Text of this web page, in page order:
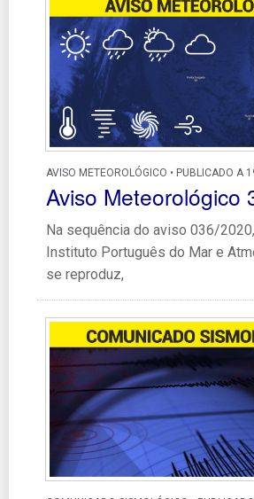
AVISO METEOROLÓGICO • PUBLICADO A
Aviso Meteorológico
Na sequência do aviso 036/
Instituto Português do Mar e
se reproduz,